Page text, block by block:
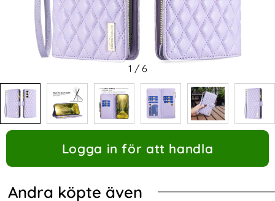
1 / 6
Logga in för att handla
Andra köpte även